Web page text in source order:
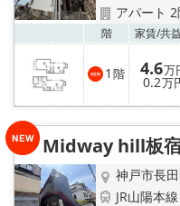
アパート
階 家賃/共
1 階 4.6万
0.2万
Midway hill板
神戸市長
JR山陽本